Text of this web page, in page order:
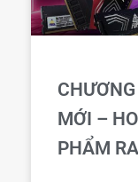
MỚI –
PHẨM